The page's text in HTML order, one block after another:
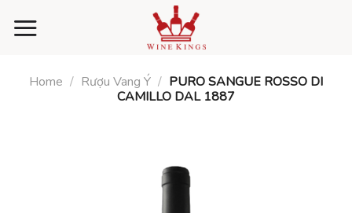
Home / Rượu Vang Ý / PURO SANGUE ROSSO DI
CAMILLO DAL 1887